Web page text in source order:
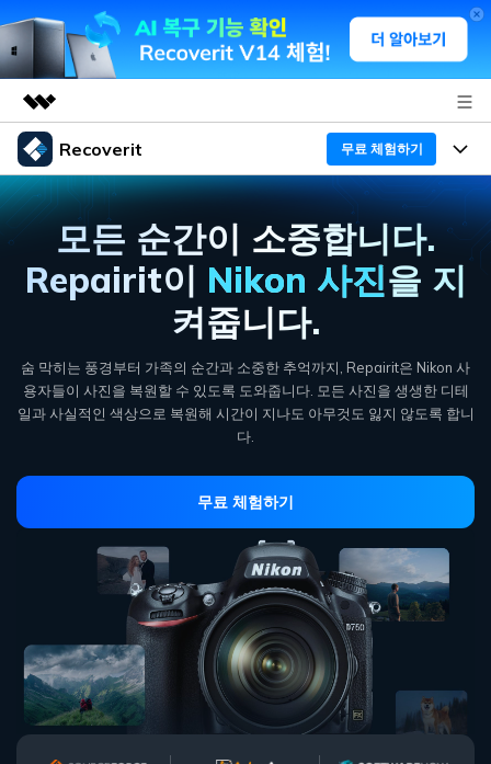
주요 제품
AIGC 크리에이티비티
유틸리티
비즈니스
솔루션
회사 소개
플랜 및 가격
도움말 센터
Recoverit 무료 체험하기
프로그램
Recoverit - Windows 버전
선도적인 데이터 복구 전문가
무료 체험
Mac 시스템에서 무제한 데이터 복구
무료 체험
리커버릿 무료 버전
분실/삭제된 데이터 무료 복구
무료 체험
문서 복구하기
리커버릿 모든 기능 확인하기
외장 저장장치 복구
삭제된 파일 복구
손상된 파일 복구
기타
더 많은 솔루션 찾기
리커버릿 개요
복구 솔루션
삭제된 파일 복구
데이터 손실 시나리오
search
모든 순간이 소중합니다.
Repairit이 Nikon 사진을 지
켜줍니다.
숨 막히는 풍경부터 가족의 순간과 소중한 추억까지, Repairit은 Nikon 사
용자들이 사진을 복원할 수 있도록 도와줍니다. 모든 사진을 생생한 디테
일과 사실적인 색상으로 복원해 시간이 지나도 아무것도 잃지 않도록 합니
다.
무료 체험하기